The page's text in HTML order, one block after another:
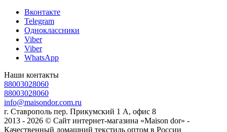
Вконтакте
Telegram
Одноклассники
Viber
Viber
WhatsApp
Наши контакты
88003028060
88003028060
info@maisondor.com.ru
г. Ставрополь пер. Прикумский 1 А, офис 8
2013 - 2026 © Сайт интернет-магазина «Maison dor» -
Качественный домашний текстиль оптом в России